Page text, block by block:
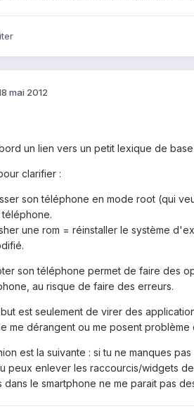
mai 2012
un lien vers un petit lexique de base
clarifier :
son téléphone en mode root (qui
une rom = réinstaller le système
son téléphone permet de faire des
au risque de faire des erreurs.
est seulement de virer des
me dérangent ou me posent
est la suivante : si tu ne manques
peux enlever les raccourcis/widgets
dans le smartphone ne me parait pas